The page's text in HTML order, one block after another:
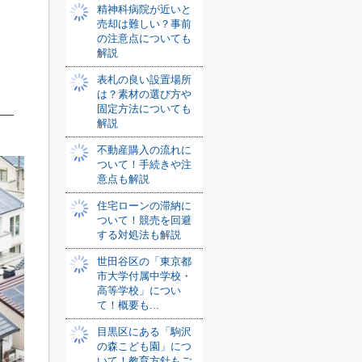
精神科病院が近いと
売却は難しい？事前
の注意点についても
解説
表札の良い設置場所
は？素材の選び方や
固定方法についても
解説
不動産購入の流れに
ついて！手続きや注
意点も解説
住宅ローンの滞納に
ついて！競売を回避
する対処法も解説
世田谷区の「東京都
市大学付属中学校・
高等学校」につい
て！概要も...
目黒区にある「駒沢
の森こども園」につ